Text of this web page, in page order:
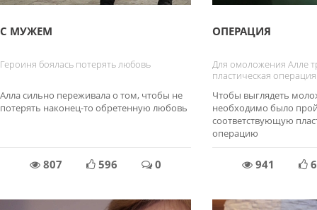
С МУЖЕМ
Героиня боялась потерять любовь
Алла сильно переживала о том, чтобы не
потерять наконец-то обретенную любовь
807 596 0
ОПЕРАЦИЯ
Для омоложения Алле
пластическая операция
Чтобы выглядеть
необходимо было
соответствующую
операцию
941